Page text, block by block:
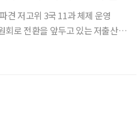
견 저고위 3국 11과 체제 운영